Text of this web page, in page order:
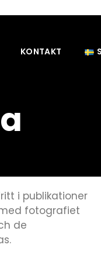
KONTAKT
i publikationer
fotografiet
de